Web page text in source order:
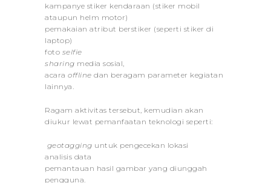
kampanye stiker kendaraan (stiker mobil
ataupun helm motor)
pemakaian atribut berstiker (seperti stiker di
laptop)
foto selfie
sharing media sosial,
acara offline dan beragam parameter kegiatan
lainnya.
Ragam aktivitas tersebut, kemudian akan
diukur lewat pemanfaatan teknologi seperti:
geotagging untuk pengecekan lokasi
analisis data
pemantauan hasil gambar yang diunggah
pengguna.